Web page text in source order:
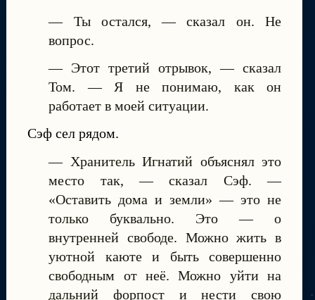
— Ты остался, — сказал он. Не
вопрос.
— Этот третий отрывок, — сказал
Том. — Я не понимаю, как он
работает в моей ситуации.
Сэф сел рядом.
— Хранитель Игнатий объяснял это
место так, — сказал Сэф. —
«Оставить дома и земли» — это не
только буквально. Это — о
внутренней свободе. Можно жить в
уютной каюте и быть совершенно
свободным от неё. Можно уйти на
дальний форпост и нести свою